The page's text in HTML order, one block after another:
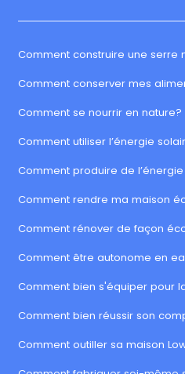
Comment construire une serre
Comment conserver mes
Comment se nourrir en nature?
Comment utiliser l’énergie
Comment produire de
Comment rendre ma maison
Comment rénover de façon
Comment être autonome en
Comment bien s'équiper pour
Comment bien réussir son
Comment outiller sa maison